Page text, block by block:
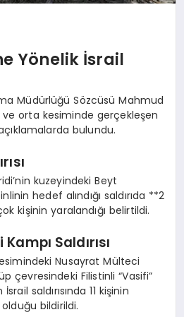
Yönelik İsrail
Müdürlüğü Sözcüsü Mahmud
ve orta kesiminde gerçekleşen
bulundu.
kuzeyindeki Beyt
hedef alındığı saldırıda **2
kişinin yaralandığı belirtildi.
Saldırısı
Nusayrat Mülteci
çevresindeki Filistinli “Vasifi”
saldırısında 11 kişinin
bildirildi.